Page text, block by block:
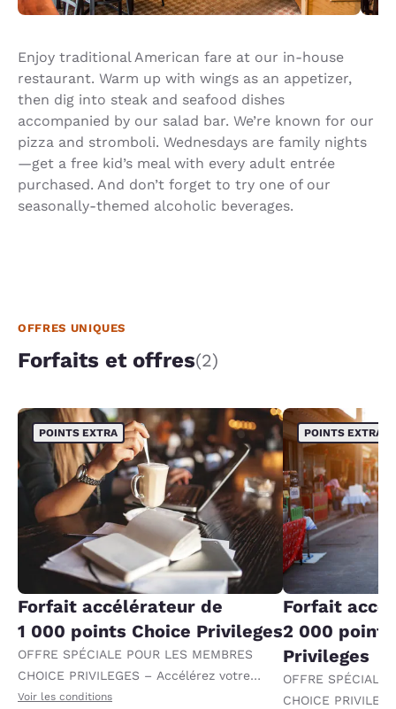
Enjoy traditional American fare at our in-house
restaurant. Warm up with wings as an appetizer,
then dig into steak and seafood dishes
accompanied by our salad bar. We’re known for our
pizza and stromboli. Wednesdays are family nights
—get a free kid’s meal with every adult entrée
purchased. And don’t forget to try one of our
seasonally-themed alcoholic beverages.
OFFRES UNIQUES
Forfaits et offres(2)
POINTS EXTRA
Forfait accélérateur de
1 000 points Choice Privileges
OFFRE SPÉCIALE POUR LES MEMBRES
CHOICE PRIVILEGES – Accélérez votre
progression vers des récompenses en
Voir les conditions
POINTS EXTRA
Forfait
2 000
Privileges
OFFRE SPÉCIALE
CHOICE